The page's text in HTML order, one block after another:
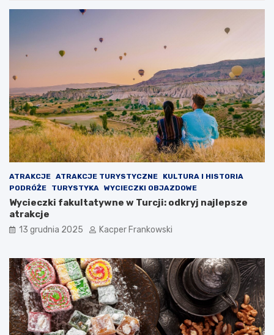
ATRAKCJE ATRAKCJE TURYSTYCZNE
KULTURA I HISTORIA
PODRÓŻE
TURYSTYKA WYCIECZKI OBJAZDOWE
Wycieczki fakultatywne w Turcji: odkryj najlepsze
atrakcje
13 grudnia 2025 Kacper Frankowski